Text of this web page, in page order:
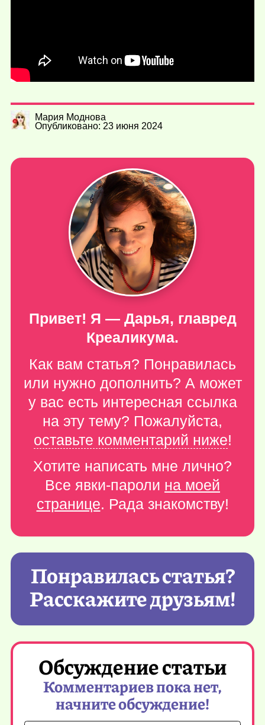
Мария Моднова
Опубликовано: 23 июня 2024
Привет! Я — Дарья, главред
Креаликума.
Как вам статья? Понравилась
или нужно дополнить? А может
у вас есть интересная ссылка
на эту тему? Пожалуйста,
оставьте комментарий ниже!
Хотите написать мне лично?
Все явки-пароли на моей
странице. Рада знакомству!
Понравилась статья?
Расскажите друзьям!
Обсуждение статьи
Комментариев пока нет,
начните обсуждение!